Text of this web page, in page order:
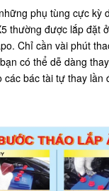
phụ tùng cực kỳ
thường được lắp đặt
Chỉ cần vài phút
có thể dễ dàng
các bác tài tự thay lần